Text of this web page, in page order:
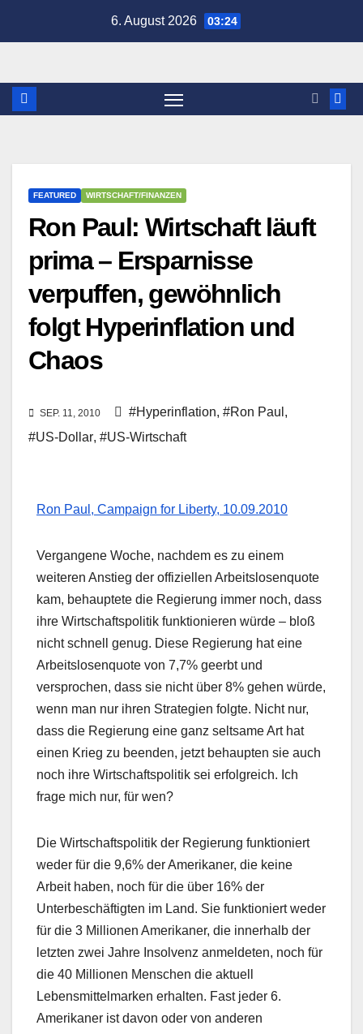
6. August 2026 03:24
FEATURED WIRTSCHAFT/FINANZEN
Ron Paul: Wirtschaft läuft
prima – Ersparnisse
verpuffen, gewöhnlich
folgt Hyperinflation und
Chaos
SEP. 11, 2010 #Hyperinflation, #Ron Paul ,
#US-Dollar, #US-Wirtschaft
Ron Paul, Campaign for Liberty, 10.09.2010
Vergangene Woche, nachdem es zu einem
weiteren Anstieg der offiziellen Arbeitslosenquote
kam, behauptete die Regierung immer noch, dass
ihre Wirtschaftspolitik funktionieren würde – bloß
nicht schnell genug. Diese Regierung hat eine
Arbeitslosenquote von 7,7% geerbt und
versprochen, dass sie nicht über 8% gehen würde,
wenn man nur ihren Strategien folgte. Nicht nur,
dass die Regierung eine ganz seltsame Art hat
einen Krieg zu beenden, jetzt behaupten sie auch
noch ihre Wirtschaftspolitik sei erfolgreich. Ich
frage mich nur, für wen?
Die Wirtschaftspolitik der Regierung funktioniert
weder für die 9,6% der Amerikaner, die keine
Arbeit haben, noch für die über 16% der
Unterbeschäftigten im Land. Sie funktioniert weder
für die 3 Millionen Amerikaner, die innerhalb der
letzten zwei Jahre Insolvenz anmeldeten, noch für
die 40 Millionen Menschen die aktuell
Lebensmittelmarken erhalten. Fast jeder 6.
Amerikaner ist davon oder von anderen